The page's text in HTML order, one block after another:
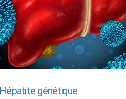
Hépatite génétique